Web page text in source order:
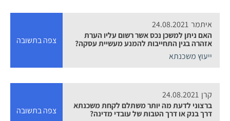
איתמר 24.08.2021
האם ניתן למשכן נכס אשר רשום עליו הערת
אזהרה בגין התחייבות להמנע מעשיית עסקה?
ייעוץ משכנתא
צפה בתשובה
קרן 24.08.2021
ברצוני לדעת מה יותר משתלם לקחת משכנתא
דרך בנק או דרך הטבות של עובדי מדינה?
צפה בתשובה